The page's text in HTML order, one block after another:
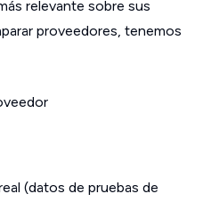
relevante sobre sus
proveedores, tenemos
(datos de pruebas de